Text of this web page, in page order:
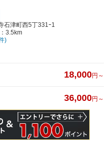
石津町西5丁331ｰ1
：3.5km
)
18,000円～
36,000円～